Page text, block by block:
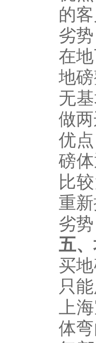
的
劣
在
地
无
做
优
磅
比
重
劣
五
买
只
上
体